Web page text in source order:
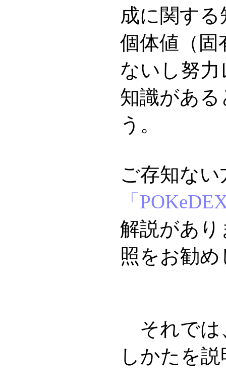
成に関す
個体値（固
ないし努
知識があ
う。
ご存知ない
「
解説があ
照をお勧
それでは
しかたを